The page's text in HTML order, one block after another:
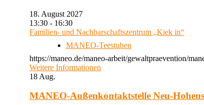
18. August 2027
13:30 - 16:30
Familien- und Nachbarschaftszentrum „Kiek in“
MANEO-Teestuben
https://maneo.de/maneo-arbeit/gewaltpraevention/
Weitere Informationen
18 Aug.
MANEO-Außenkontaktstelle Neu-